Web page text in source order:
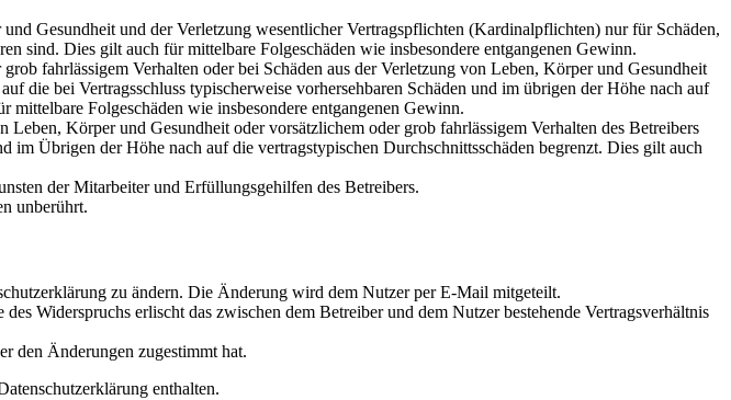
Gesundheit und der Verletzung wesentlicher Vertragspflichten (Kardinalpflichten) nur für Schäden,
sind. Dies gilt auch für mittelbare Folgeschäden wie insbesondere entgangenen Gewinn.
fahrlässigem Verhalten oder bei Schäden aus der Verletzung von Leben, Körper und Gesundheit
die bei Vertragsschluss typischerweise vorhersehbaren Schäden und im übrigen der Höhe nach auf
Folgeschäden wie insbesondere entgangenen Gewinn.
Körper und Gesundheit oder vorsätzlichem oder grob fahrlässigem Verhalten des Betreibers
im Übrigen der Höhe nach auf die vertragstypischen Durchschnittsschäden begrenzt. Dies gilt auch
der Mitarbeiter und Erfüllungsgehilfen des Betreibers.
unberührt.
zu ändern. Die Änderung wird dem Nutzer per E-Mail mitgeteilt.
Widerspruchs erlischt das zwischen dem Betreiber und dem Nutzer bestehende Vertragsverhältnis
den Änderungen zugestimmt hat.
enthalten.